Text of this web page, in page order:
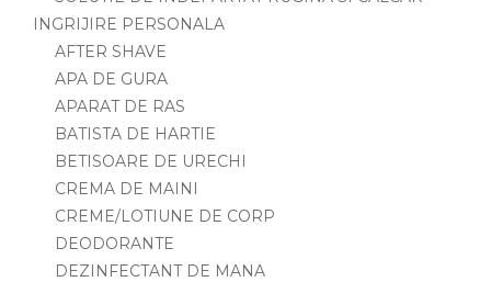
INGRIJIRE PERSONALA
AFTER SHAVE
APA DE GURA
APARAT DE RAS
BATISTA DE HARTIE
BETISOARE DE URECHI
CREMA DE MAINI
CREME/LOTIUNE DE CORP
DEODORANTE
DEZINFECTANT DE MANA